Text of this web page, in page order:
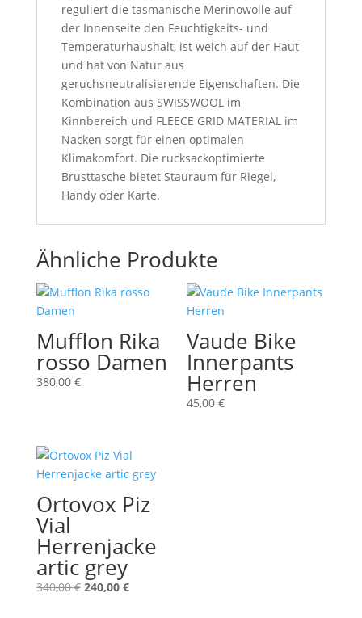
reguliert die tasmanische Merinowolle auf
der Innenseite den Feuchtigkeits- und
Temperaturhaushalt, ist weich auf der Haut
und hat von Natur aus
geruchsneutralisierende Eigenschaften. Die
Kombination aus SWISSWOOL im
Kinnbereich und FLEECE GRID MATERIAL im
Nacken sorgt für einen optimalen
Klimakomfort. Die rucksackoptimierte
Brusttasche bietet Stauraum für Riegel,
Handy oder Karte.
Ähnliche Produkte
Mufflon Rika
rosso Damen
380,00 €
Vaude Bike
Innerpants
Herren
45,00€
Ortovox Piz
Vial
Herrenjacke
artic grey
340,00€ Ursprünglicher
240,00 €Aktueller